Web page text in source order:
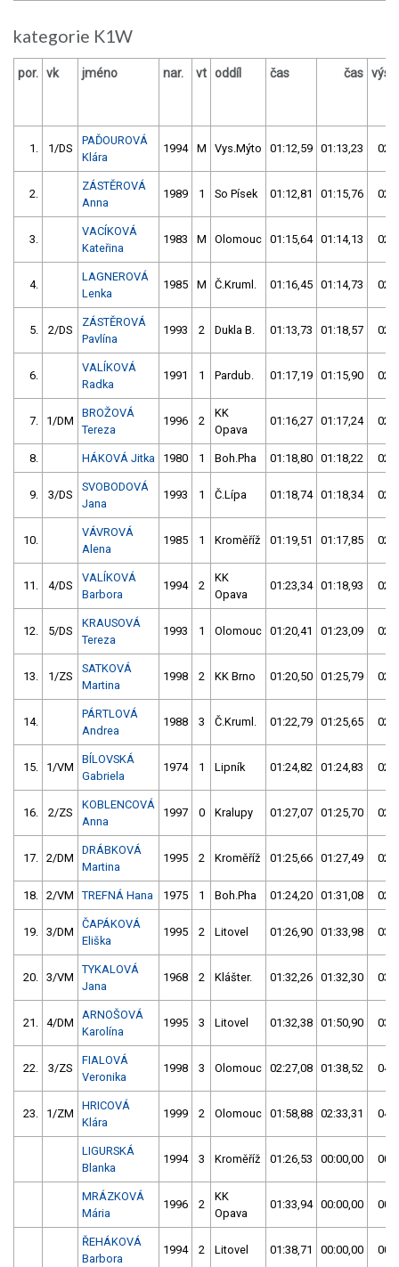
kategorie K1W
por. vk jméno nar. vt oddíl čas čas
1. 1/DS
PAĎOUROVÁ
Klára
1994 M Vys.Mýto 01:12,59 01:13,23
2.
ZÁSTĚROVÁ
Anna
1989 1 So Písek 01:12,81 01:15,76
3.
VACÍKOVÁ
Kateřina
1983 M Olomouc 01:15,64 01:14,13
4.
LAGNEROVÁ
Lenka
1985 M Č.Kruml. 01:16,45 01:14,73
5. 2/DS
ZÁSTĚROVÁ
Pavlína
1993 2 Dukla B. 01:13,73 01:18,57
6.
VALÍKOVÁ
Radka
1991 1 Pardub. 01:17,19 01:15,90
7. 1/DM
BROŽOVÁ
Tereza
1996 2
KK
Opava
01:16,27 01:17,24
8. HÁKOVÁ Jitka 1980 1 Boh.Pha 01:18,80 01:18,22
9. 3/DS
SVOBODOVÁ
Jana
1993 1 Č.Lípa 01:18,74 01:18,34
10.
VÁVROVÁ
Alena
1985 1 Kroměříž 01:19,51 01:17,85
11. 4/DS
VALÍKOVÁ
Barbora
1994 2
KK
Opava
01:23,34 01:18,93
12. 5/DS
KRAUSOVÁ
Tereza
1993 1 Olomouc 01:20,41 01:23,09
13. 1/ZS
SATKOVÁ
Martina
1998 2 KK Brno 01:20,50 01:25,79
14.
PÁRTLOVÁ
Andrea
1988 3 Č.Kruml. 01:22,79 01:25,65
15. 1/VM
BÍLOVSKÁ
Gabriela
1974 1 Lipník 01:24,82 01:24,83
16. 2/ZS
KOBLENCOVÁ
Anna
1997 0 Kralupy 01:27,07 01:25,70
17. 2/DM
DRÁBKOVÁ
Martina
1995 2 Kroměříž 01:25,66 01:27,49
18. 2/VM TREFNÁ Hana 1975 1 Boh.Pha 01:24,20 01:31,08
19. 3/DM
ČAPÁKOVÁ
Eliška
1995 2 Litovel 01:26,90 01:33,98
20. 3/VM
TYKALOVÁ
Jana
1968 2 Klášter. 01:32,26 01:32,30
21. 4/DM
ARNOŠOVÁ
Karolína
1995 3 Litovel 01:32,38 01:50,90
22. 3/ZS
FIALOVÁ
Veronika
1998 3 Olomouc 02:27,08 01:38,52
23. 1/ZM
HRICOVÁ
Klára
1999 2 Olomouc 01:58,88 02:33,31
LIGURSKÁ
Blanka
1994 3 Kroměříž 01:26,53 00:00,00
MRÁZKOVÁ
Mária
1996 2
KK
Opava
01:33,94 00:00,00
ŘEHÁKOVÁ
Barbora
1994 2 Litovel 01:38,71 00:00,00